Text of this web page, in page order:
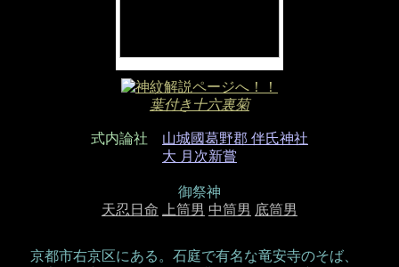
葉付き十六裏菊
式内論社
山城國葛野郡 伴氏神社
大 月次新嘗
御祭神
天忍日命
上筒男 中筒男 底筒男
京都市右京区にある。石庭で有名な竜安寺のそば、